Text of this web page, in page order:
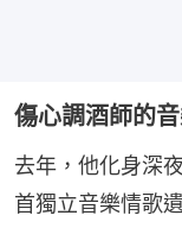
傷心調酒師的
去年，他化身深
首獨立音樂情歌